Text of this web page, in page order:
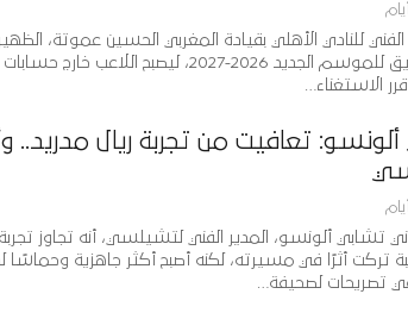
الفني للنادي الأهلي بقيادة المغربي الحسين عموتة،
قائمة الفريق للموسم الجديد 2026-2027،
الاستغناء…
تعافيت من تجربة ريال
تشابي ألونسو، المدير الفني لتشيلسي، أنه تجاوز
تركت أثرًا في مسيرته، لكنه أصبح أكثر جاهزية وحماسًا
تصريحات لصحيفة…